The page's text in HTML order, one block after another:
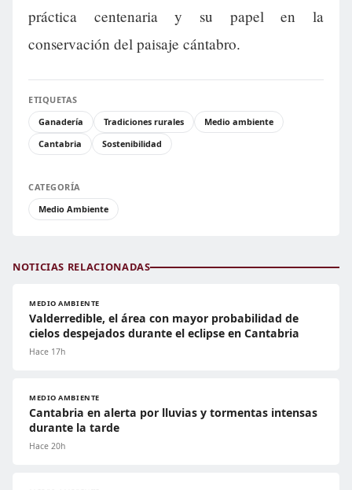
práctica centenaria y su papel en la
conservación del paisaje cántabro.
ETIQUETAS
Ganadería
Tradiciones rurales
Medio ambiente
Cantabria
Sostenibilidad
CATEGORÍA
Medio Ambiente
NOTICIAS RELACIONADAS
MEDIO AMBIENTE
Valderredible, el área con mayor probabilidad de
cielos despejados durante el eclipse en Cantabria
Hace 17h
MEDIO AMBIENTE
Cantabria en alerta por lluvias y tormentas intensas
durante la tarde
Hace 20h